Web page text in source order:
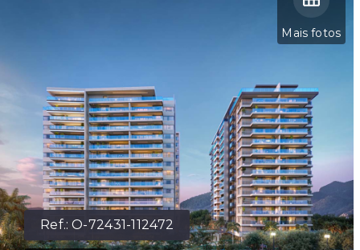
Ref.:O-72431-112472
Mais fotos